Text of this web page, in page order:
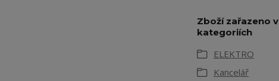
Zboží zařazeno v
kategoriích
ELEKTRO
Kancelář